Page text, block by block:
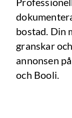
bostad. Din
granskar
annonsen
och Booli.